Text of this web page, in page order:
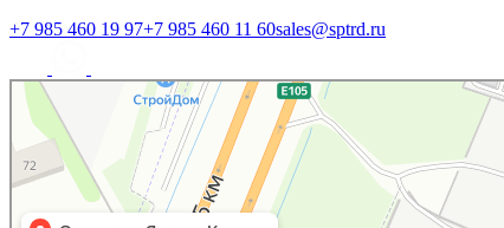
+7 985 460 19 97+7 985 460 11 60sales@sptrd.ru